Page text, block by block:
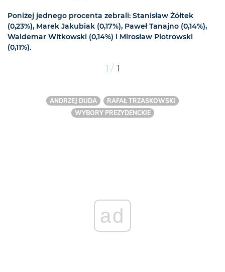
Poniżej jednego procenta zebrali: Stanisław Żółtek
(0,23%), Marek Jakubiak (0,17%), Paweł Tanajno (0,14%),
Waldemar Witkowski (0,14%) i Mirosław Piotrowski
(0,11%).
1 / 1
ANDRZEJ DUDA
RAFAŁ TRZASKOWSKI
WYBORY PREZYDENCKIE
ad